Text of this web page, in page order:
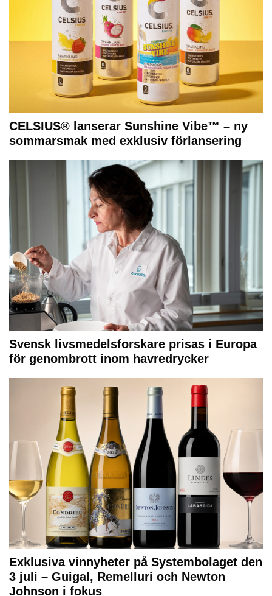
CELSIUS® lanserar Sunshine Vibe™ – ny
sommarsmak med exklusiv förlansering
Svensk livsmedelsforskare prisas i Europa
för genombrott inom havredrycker
Exklusiva vinnyheter på Systembolaget den
3 juli – Guigal, Remelluri och Newton
Johnson i fokus